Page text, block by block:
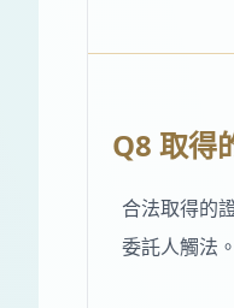
Q8 取得
合法取得的
委託人觸法。